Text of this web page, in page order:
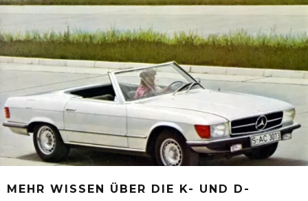
MEHR WISSEN ÜBER DIE K- UND D-